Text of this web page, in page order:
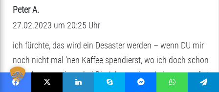
Peter A.
a
g
t
:
27.02.2023 um 20:25 Uhr
ich fürchte, das wird ein Desaster werden – wenn DU mir
noch nicht mal ’nen Kaffee spendierst, wo ich doch schon
beim kommentieren bei Dir Jahre meines Lebens geopfert
habe – wer dann?!..